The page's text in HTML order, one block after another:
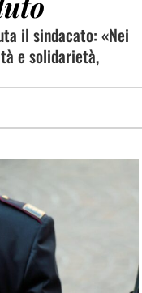
il sindacato: «Nei
e solidarietà,